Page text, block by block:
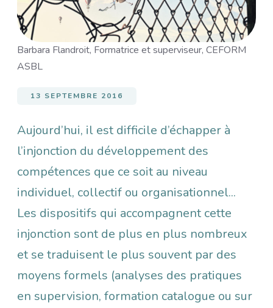
Image
Barbara Flandroit, Formatrice et superviseur, CEFORM
ASBL
13 SEPTEMBRE 2016
Aujourd’hui, il est difficile d’échapper à
l’injonction du développement des
compétences que ce soit au niveau
individuel, collectif ou organisationnel...
Les dispositifs qui accompagnent cette
injonction sont de plus en plus nombreux
et se traduisent le plus souvent par des
moyens formels (analyses des pratiques
en supervision, formation catalogue ou sur